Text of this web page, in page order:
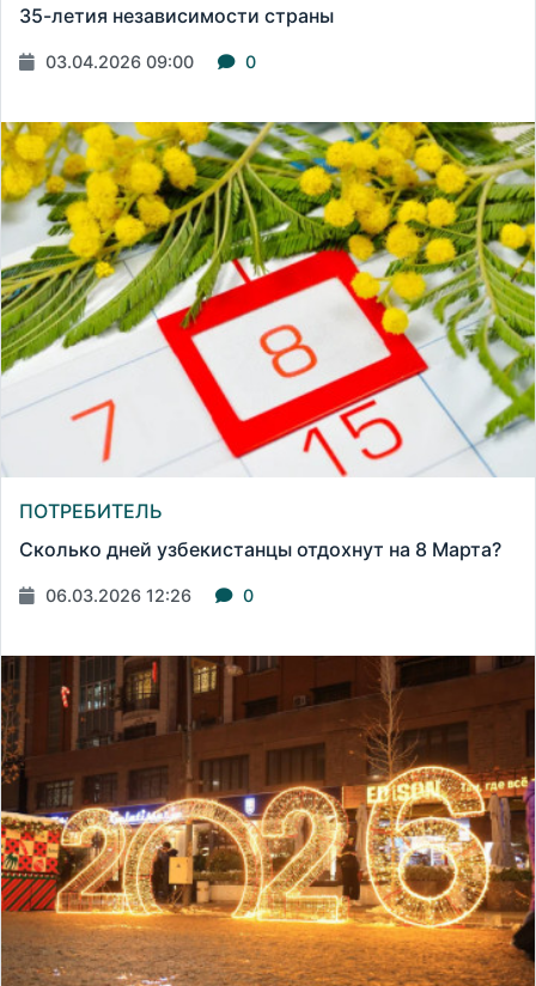
35-летия независимости страны
03.04.2026 09:00 0
ПОТРЕБИТЕЛЬ
Сколько дней узбекистанцы отдохнут на 8 Марта?
06.03.2026 12:26 0